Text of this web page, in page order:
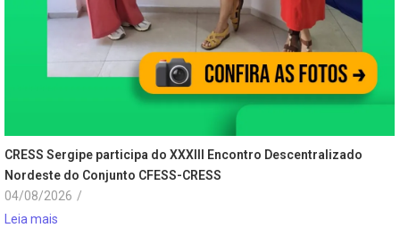
CRESS Sergipe participa do XXXIII Encontro Descentralizado
Nordeste do Conjunto CFESS-CRESS
04/08/2026 /
Leia mais